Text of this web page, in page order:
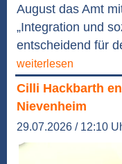
August das Amt
„Integration und
entscheidend für
weiterlesen
Cilli Hackbarth
Nievenheim
29.07.2026 / 12:10